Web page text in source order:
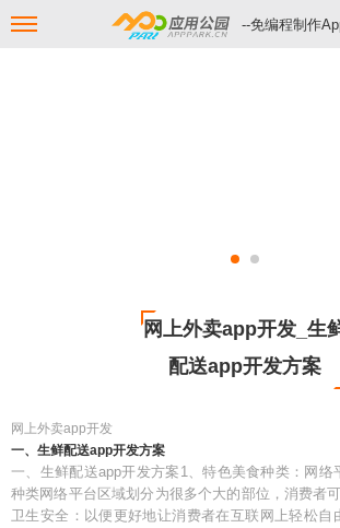
--免编程制作
网上外卖app开发_生
配送app开发方案
网上外卖app开发
一、生鲜配送app开发方案
一、生鲜配送app开发方案1、特色美食种类：网络
种类网络平台区域划分为很多个大的部位，消费者
卫生安全：以便更好地让消费者在互联网上轻松自